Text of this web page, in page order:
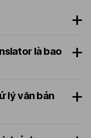
là bao
lý văn bản